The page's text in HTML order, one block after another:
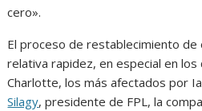
cero».
El proceso de restablecimiento de
relativa rapidez, en especial en
Charlotte, los más afectados por
Silagy, presidente de FPL, la